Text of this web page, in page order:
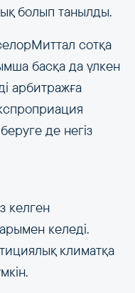
болып танылды.
сотқа
басқа да үлкен
арбитражға
де негіз
келген
келеді.
климатқа